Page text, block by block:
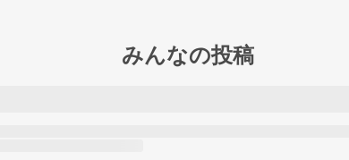
みんなの投稿